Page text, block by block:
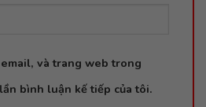
và trang web trong
bình luận kế tiếp của tôi.